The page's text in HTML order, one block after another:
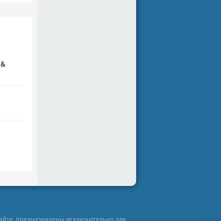
предназначены исключительно для